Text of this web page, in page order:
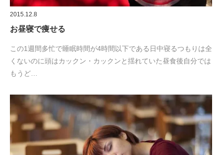
2015.12.8
お昼寝で痩せる
この1週間多忙で睡眠時間が4時間以下である日中寝るつもりは全
くないのに頭はカックン・カックンと揺れていた昼食後自分では
もうど…